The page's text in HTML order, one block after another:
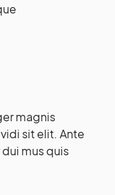
magnis
sit elit. Ante
mus quis